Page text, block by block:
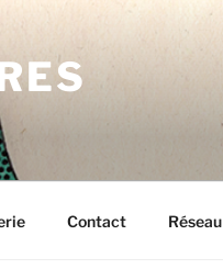
Contact Réseau